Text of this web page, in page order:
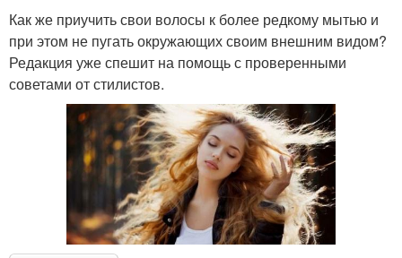
Как же приучить свои волосы к более редкому мытью и
при этом не пугать окружающих своим внешним видом?
Редакция уже спешит на помощь с проверенными
советами от стилистов.